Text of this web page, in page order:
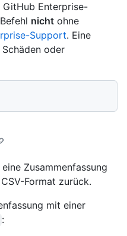
Enterprise-
nicht ohne
Support. Eine
oder
Zusammenfassung
Format zurück.
mit einer
: